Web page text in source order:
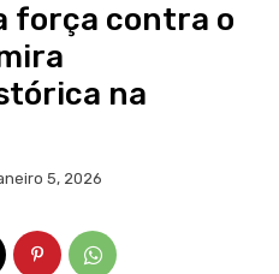
força contra o
na
5, 2026